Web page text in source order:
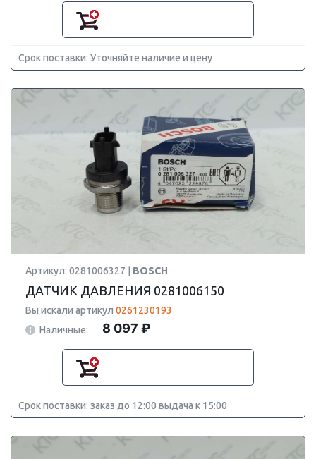
Срок поставки: Уточняйте наличие и цену
Артикул: 0281006327 | BOSCH
ДАТЧИК ДАВЛЕНИЯ 0281006150
Вы искали артикул 0261230193
Наличные:
8 097 ₽
Срок поставки: заказ до 12:00 выдача к 15:00